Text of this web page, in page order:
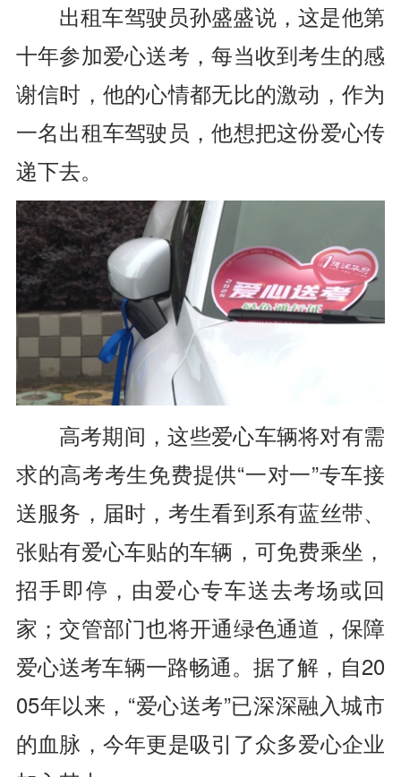
出租车驾驶员孙盛盛说，这是他第
十年参加爱心送考，每当收到考生的感
谢信时，他的心情都无比的激动，作为
一名出租车驾驶员，他想把这份爱心传
递下去。
高考期间，这些爱心车辆将对有需
求的高考考生免费提供“一对一”专车接
送服务，届时，考生看到系有蓝丝带、
张贴有爱心车贴的车辆，可免费乘坐，
招手即停，由爱心专车送去考场或回
家；交管部门也将开通绿色通道，保障
爱心送考车辆一路畅通。据了解，自20
05年以来，“爱心送考”已深深融入城市
的血脉，今年更是吸引了众多爱心企业